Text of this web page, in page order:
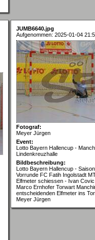
JUMB6640.jpg
Aufgenommen: 2025-01-04
Fotograf:
Meyer Jürgen
Event:
Lotto Bayern Hallencup -
Lindenkreuzhalle
Bildbeschreibung:
Lotto Bayern Hallencup -
Vorrunde FC Fatih Ingolstadt
Elfmeter schiessen - Ivan
Marco Ernhofer Torwart
entscheidenden Elfmeter ins
Meyer Jürgen